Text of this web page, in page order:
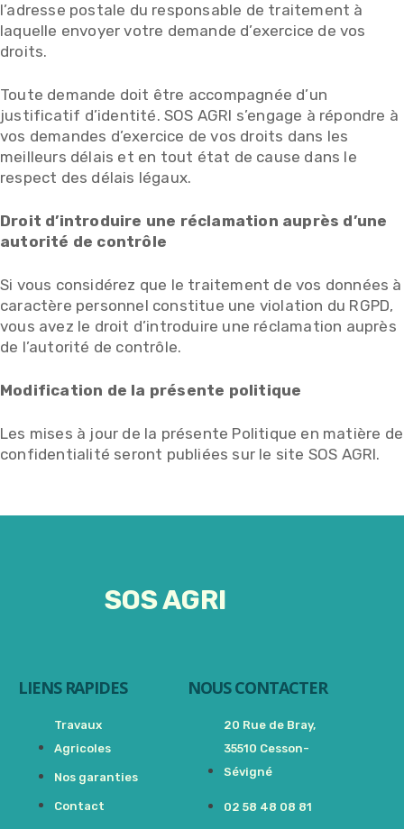
l’adresse postale du responsable de traitement à
laquelle envoyer votre demande d’exercice de vos
droits.
Toute demande doit être accompagnée d’un
justificatif d’identité. SOS AGRI s’engage à répondre à
vos demandes d’exercice de vos droits dans les
meilleurs délais et en tout état de cause dans le
respect des délais légaux.
Droit d’introduire une réclamation auprès d’une
autorité de contrôle
Si vous considérez que le traitement de vos données à
caractère personnel constitue une violation du RGPD,
vous avez le droit d’introduire une réclamation auprès
de l’autorité de contrôle.
Modification de la présente politique
Les mises à jour de la présente Politique en matière de
confidentialité seront publiées sur le site SOS AGRI.
SOS AGRI
LIENS RAPIDES
Travaux
Agricoles
Nos garanties
Contact
NOUS CONTACTER
20 Rue de Bray,
35510 Cesson-
Sévigné
02 58 48 08 81